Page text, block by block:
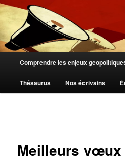
principal
Comprendre les enjeux
Thésaurus Nos écrivains
Meilleurs vœux